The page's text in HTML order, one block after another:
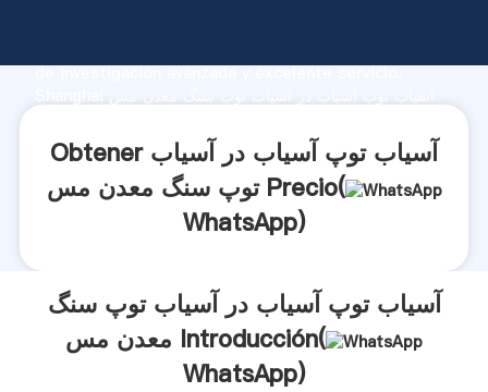
de investigación avanzada y excelente servicio,
clientes.
Obtener آسیاب توپ آسیاب در آسیاب
توپ سنگ معدن مس Precio(
WhatsApp)
آسیاب توپ آسیاب در آسیاب توپ سنگ
معدن مس Introducción(
WhatsApp)